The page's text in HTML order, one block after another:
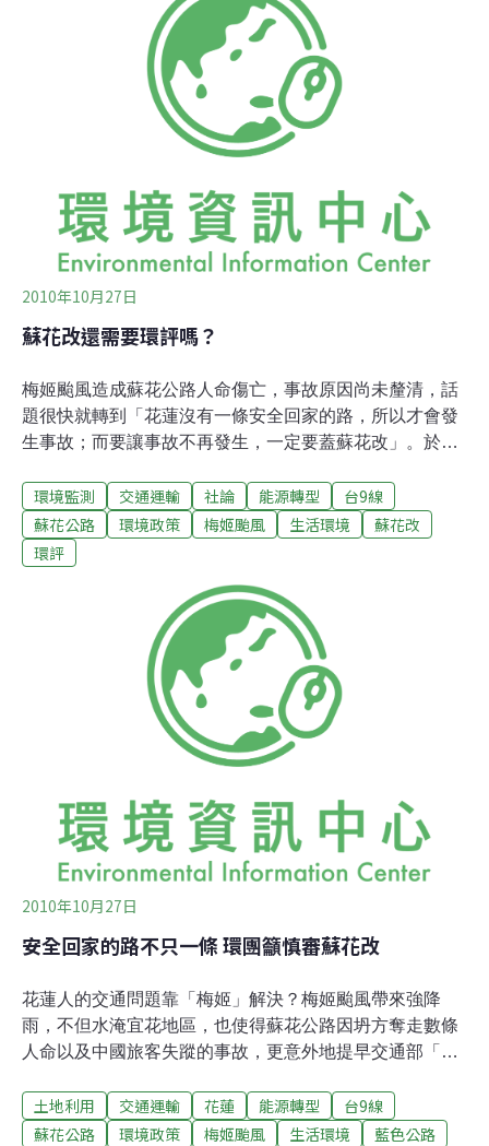
們早已不斷往平地城市集中。因此，真正令人憂慮的是：
大都市在極短時間內，降下暴雨，而出現的洪災。都市洪
2010年10月27日
蘇花改還需要環評嗎？
梅姬颱風造成蘇花公路人命傷亡，事故原因尚未釐清，話
題很快就轉到「花蓮沒有一條安全回家的路，所以才會發
生事故；而要讓事故不再發生，一定要蓋蘇花改」。於
境議題、東部未來發展定位議題，而是人道議題。此時如
果還有人膽敢站出來反對蓋蘇花改，那就是沒有人道、沒
有國格、甚至是草菅人命的兇手。於是馬總統宣布加快環
評審查，還預告順利的話11月中旬可審查過關。行政院
長、交通部長也打包票明年一定動工，拼2016年蘇花改通
車。環保署更是火速發新聞稿，強調「給花蓮人一條安全
回家的路，對執政者而言已是一個刻不容緩的使命」。對
於無法依環評程序進行，「請社會支持與諒解」。基於人
道關懷，上自總統、下至環保署，這些話都說的合情合
理，社會也一定會支持與諒解。問題是，如果蓋不蓋蘇花
改已是一個人道議題、且是刻不容緩的使命，那還有必要
環境監測 交通運輸 社論 能源轉型
台9線
蘇花公路
環境政策 梅姬颱風 生活環境
蘇花改
環評
2010年10月27日
安全回家的路不只一條 環團籲慎審蘇花改
花蓮人的交通問題靠「梅姬」解決？梅姬颱風帶來強降
雨，不但水淹宜花地區，也使得蘇花公路因坍方奪走數條
人命以及中國旅客失蹤的事故，更意外地提早交通部「台
之間，蘇花改成了花蓮人「一條安全回家的路」，反蘇花
改成了全民公敵，甚至背負「殺人兇手」的罪名。即使如
土地利用 交通運輸 花蓮 能源轉型
台9線
蘇花公路
環境政策 梅姬颱風 生活環境
藍色公路